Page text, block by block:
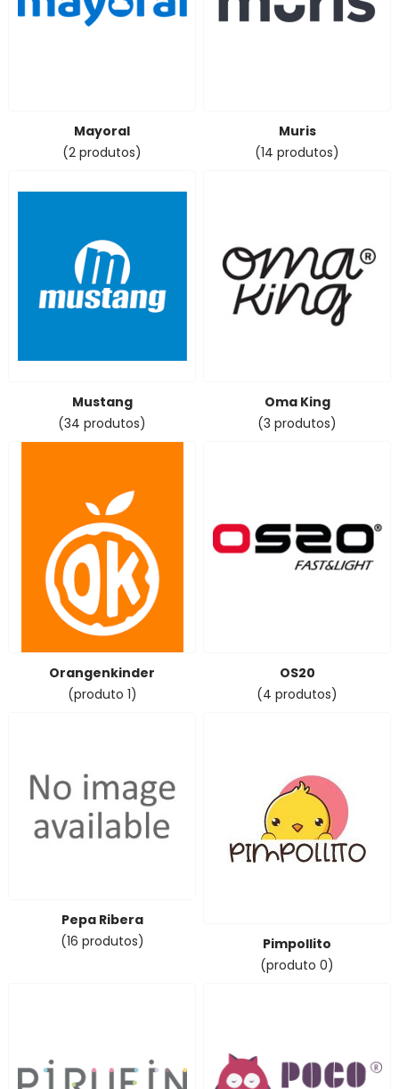
Mayoral
(2 produtos)
Muris
(14 produtos)
Mustang
(34 produtos)
Oma King
(3 produtos)
Orangenkinder
(produto 1)
OS20
(4 produtos)
Pepa Ribera
(16 produtos)
Pimpollito
(produto 0)